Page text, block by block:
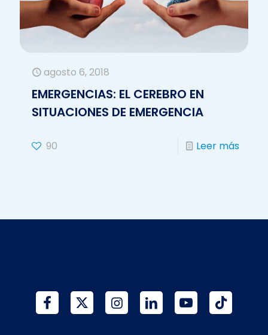
agosto 6, 2018
EMERGENCIAS: EL CEREBRO EN
SITUACIONES DE EMERGENCIA
90 Leer más